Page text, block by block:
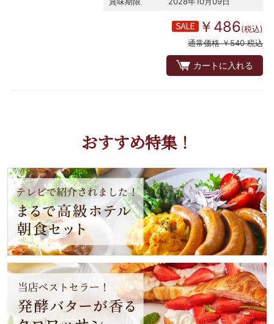
￥486(税込)
通常価格 ￥540 税込
カートに入れる
おすすめ特集！